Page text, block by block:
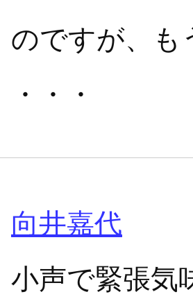
のですが、も
・・・
向井嘉代
小声で緊張気